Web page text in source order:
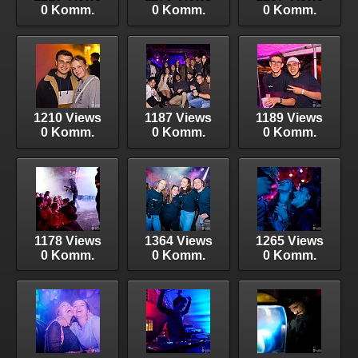
0 Komm.
0 Komm.
0 Komm.
1210 Views
0 Komm.
1187 Views
0 Komm.
1189 Views
0 Komm.
1178 Views
0 Komm.
1364 Views
0 Komm.
1265 Views
0 Komm.